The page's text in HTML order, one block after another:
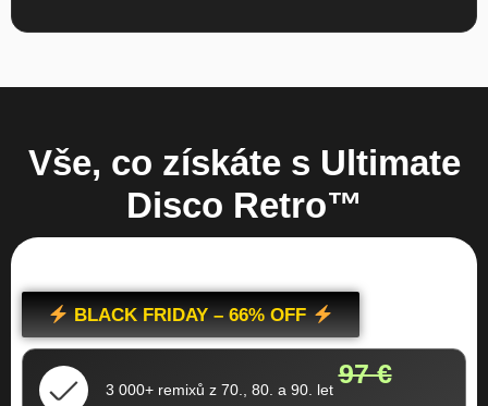
Vše, co získáte s Ultimate
Disco Retro™
BLACK FRIDAY – 66% OFF
3 000+ remixů z 70., 80. a 90. let
97 €